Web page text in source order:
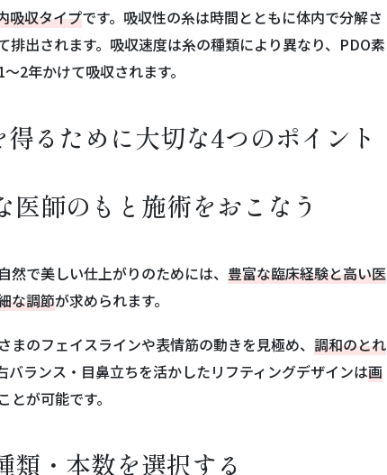
吸収タイプです。吸収性の糸は時間とともに体内で分解さ
排出されます。吸収速度は糸の種類により異なり、PDO素
2年かけて吸収されます。
るために大切な4つのポイント
師のもと施術をおこなう
で美しい仕上がりのためには、 豊富な臨床経験と高い医
な調節が求められます。
のフェイスラインや表情筋の動きを見極め、 調和のとれ
バランス・目鼻立ちを活かしたリフティングデザインは画
とが可能です。
・本数を選択する